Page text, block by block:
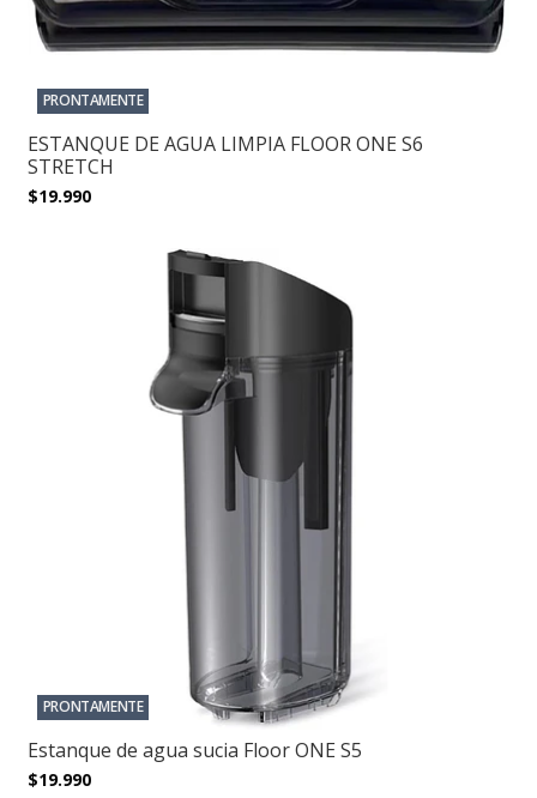
PRONTAMENTE
ESTANQUE DE AGUA LIMPIA FLOOR ONE S6
STRETCH
$19.990
PRONTAMENTE
Estanque de agua sucia Floor ONE S5
$19.990